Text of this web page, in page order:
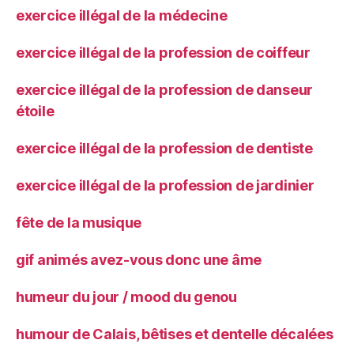
exercice illégal de la médecine
exercice illégal de la profession de coiffeur
exercice illégal de la profession de danseur
étoile
exercice illégal de la profession de dentiste
exercice illégal de la profession de jardinier
fête de la musique
gif animés avez-vous donc une âme
humeur du jour / mood du genou
humour de Calais, bêtises et dentelle décalées